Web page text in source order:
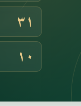
٣١
١٠